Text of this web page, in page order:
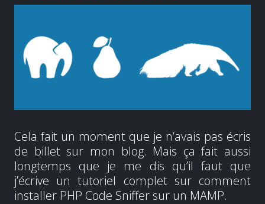
Cela fait un moment que je n’avais pas écris
de billet sur mon blog. Mais ça fait aussi
longtemps que je me dis qu’il faut que
j’écrive un tutoriel complet sur comment
installer PHP Code Sniffer sur un MAMP.